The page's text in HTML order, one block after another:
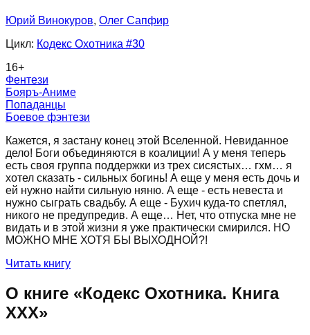
Юрий Винокуров, Олег Сапфир
Цикл: Кодекс Охотника #30
16+
Фентези
Бояръ-Аниме
Попаданцы
Боевое фэнтези
Кажется, я застану конец этой Вселенной. Невиданное
дело! Боги объединяются в коалиции! А у меня теперь
есть своя группа поддержки из трех сисястых… гхм… я
хотел сказать - сильных богинь! А еще у меня есть дочь и
ей нужно найти сильную няню. А еще - есть невеста и
нужно сыграть свадьбу. А еще - Бухич куда-то спетлял,
никого не предупредив. А еще… Нет, что отпуска мне не
видать и в этой жизни я уже практически смирился. НО
МОЖНО МНЕ ХОТЯ БЫ ВЫХОДНОЙ?!
Читать книгу
О книге «Кодекс Охотника. Книга
ХХХ»